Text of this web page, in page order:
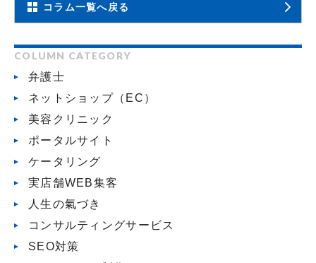
コラム一覧へ戻る
COLUMN CATEGORY
弁護士
ネットショップ（EC）
美容クリニック
ポータルサイト
ケータリング
実店舗WEB集客
人生の氣づき
コンサルティングサービス
SEO対策